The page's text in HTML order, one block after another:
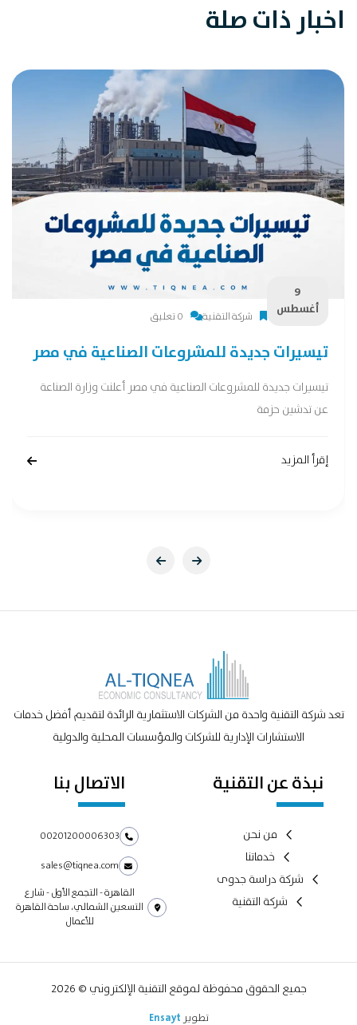
اخبار ذات صلة
9
أغسطس
شركة التقنية 0 تعليق
تيسيرات جديدة للمشروعات الصناعية في مصر
تيسيرات جديدة للمشروعات الصناعية في مصر أعلنت وزارة الصناعة
عن تدشين حزمة
إقرأ المزيد
تعد شركة التقنية واحدة من الشركات الاستثمارية الرائدة لتقديم أفضل خدمات
الاستشارات الإدارية للشركات والمؤسسات المحلية والدولية
نبذة عن التقنية
من نحن
خدماتنا
شركة دراسة جدوى
شركة التقنية
الاتصال بنا
00201200006303
sales@tiqnea.com
القاهرة - التجمع الأول - شارع
التسعين الشمالي، ساحة القاهرة
للأعمال
جميع الحقوق محفوظة لموقع التقنية الإلكتروني © 2026
تطوير Ensayt